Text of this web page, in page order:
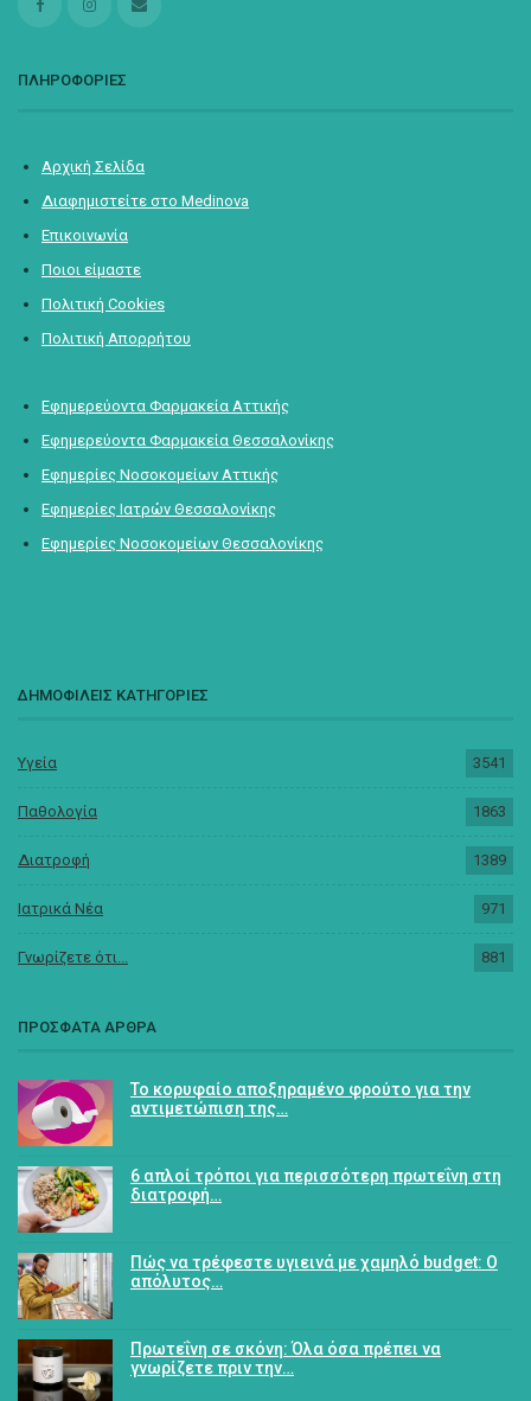
ΠΛΗΡΟΦΟΡΙΕΣ
Αρχική Σελίδα
Διαφημιστείτε στο Medinova
Επικοινωνία
Ποιοι είμαστε
Πολιτική Cookies
Πολιτική Απορρήτου
Εφημερεύοντα Φαρμακεία Αττικής
Εφημερεύοντα Φαρμακεία Θεσσαλονίκης
Εφημερίες Νοσοκομείων Αττικής
Εφημερίες Ιατρών Θεσσαλονίκης
Εφημερίες Νοσοκομείων Θεσσαλονίκης
ΔΗΜΟΦΙΛΕΙΣ ΚΑΤΗΓΟΡΙΕΣ
Υγεία 3541
Παθολογία 1863
Διατροφή 1389
Ιατρικά Νέα 971
Γνωρίζετε ότι... 881
ΠΡΟΣΦΑΤΑ ΑΡΘΡΑ
Το κορυφαίο αποξηραμένο φρούτο για την
αντιμετώπιση της…
6 απλοί τρόποι για περισσότερη πρωτεΐνη στη
διατροφή…
Πώς να τρέφεστε υγιεινά με χαμηλό budget: Ο
απόλυτος…
Πρωτεΐνη σε σκόνη: Όλα όσα πρέπει να
γνωρίζετε πριν την…